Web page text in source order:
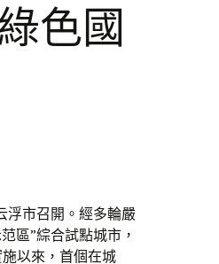
色國
浮市召開。經多輪嚴
區”綜合試點城市，
以來，首個在城